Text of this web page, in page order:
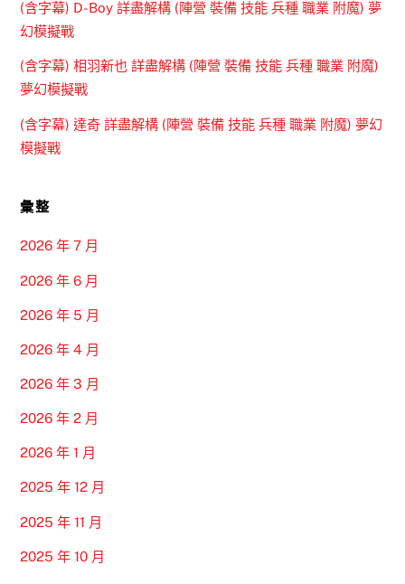
(含字幕) D-Boy 詳盡解構 (陣營 裝備 技能 兵種 職業 附魔) 夢
幻模擬戰
(含字幕) 相羽新也 詳盡解構 (陣營 裝備 技能 兵種 職業 附魔)
夢幻模擬戰
(含字幕) 達奇 詳盡解構 (陣營 裝備 技能 兵種 職業 附魔) 夢幻
模擬戰
彙整
2026 年 7 月
2026 年 6 月
2026 年 5 月
2026 年 4 月
2026 年 3 月
2026 年 2 月
2026 年 1 月
2025 年 12 月
2025 年 11 月
2025 年 10 月